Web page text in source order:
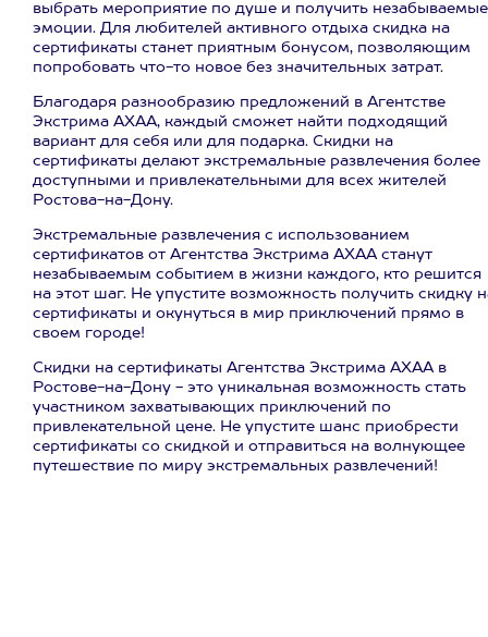
выбрать мероприятие по душе и получить незабываемые
эмоции. Для любителей активного отдыха скидка на
сертификаты станет приятным бонусом, позволяющим
попробовать что-то новое без значительных затрат.
Благодаря разнообразию предложений в Агентстве
Экстрима АХАА, каждый сможет найти подходящий
вариант для себя или для подарка. Скидки на
сертификаты делают экстремальные развлечения более
доступными и привлекательными для всех жителей
Ростова-на-Дону.
Экстремальные развлечения с использованием
сертификатов от Агентства Экстрима АХАА станут
незабываемым событием в жизни каждого, кто решится
на этот шаг. Не упустите возможность получить скидку
сертификаты и окунуться в мир приключений прямо в
своем городе!
Скидки на сертификаты Агентства Экстрима АХАА в
Ростове-на-Дону - это уникальная возможность стать
участником захватывающих приключений по
привлекательной цене. Не упустите шанс приобрести
сертификаты со скидкой и отправиться на волнующее
путешествие по миру экстремальных развлечений!